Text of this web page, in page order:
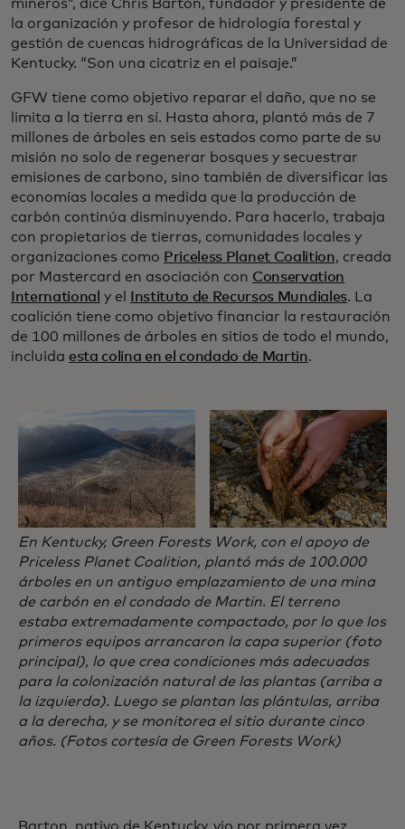
mineros”, dice Chris Barton, fundador y presidente de
la organización y profesor de hidrología forestal y
gestión de cuencas hidrográficas de la Universidad de
Kentucky. “Son una cicatriz en el paisaje.”
GFW tiene como objetivo reparar el daño, que no se
limita a la tierra en sí. Hasta ahora, plantó más de 7
millones de árboles en seis estados como parte de su
misión no solo de regenerar bosques y secuestrar
emisiones de carbono, sino también de diversificar las
economías locales a medida que la producción de
carbón continúa disminuyendo. Para hacerlo, trabaja
con propietarios de tierras, comunidades locales y
organizaciones como Priceless Planet Coalition, creada
por Mastercard en asociación con Conservation
International y el Instituto de Recursos Mundiales. La
coalición tiene como objetivo financiar la restauración
de 100 millones de árboles en sitios de todo el mundo,
incluida esta colina en el condado de Martin.
En Kentucky, Green Forests Work, con el apoyo de
Priceless Planet Coalition, plantó más de 100.000
árboles en un antiguo emplazamiento de una mina
de carbón en el condado de Martin. El terreno
estaba extremadamente compactado, por lo que los
primeros equipos arrancaron la capa superior (foto
principal), lo que crea condiciones más adecuadas
para la colonización natural de las plantas (arriba a
la izquierda). Luego se plantan las plántulas, arriba
a la derecha, y se monitorea el sitio durante cinco
años. (Fotos cortesía de Green Forests Work)